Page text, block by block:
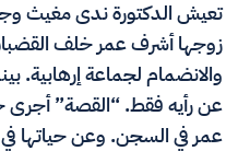
تعيش الدكتورة ندى مغيث
زوجها أشرف عمر خلف
والانضمام لجماعة إرهابية.
عن رأيه فقط. “القصة”
عمر في السجن. وعن حياتها في